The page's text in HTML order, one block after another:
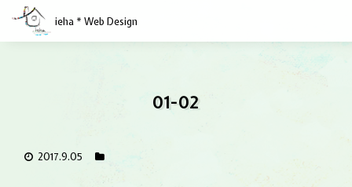
ieha * Web Design
01-02
2017.9.05